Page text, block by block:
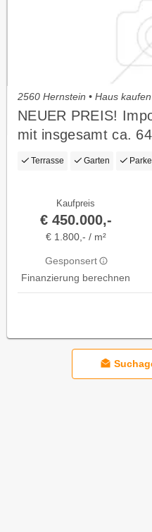
2560 Hernstein • Haus kaufen
NEUER PREIS!
mit insgesamt ca.
Panoramaterrasse
Terrasse Garten
Kaufpreis
€ 450.000,-
€ 1.800,- / m²
Gesponsert
Finanzierung berechnen